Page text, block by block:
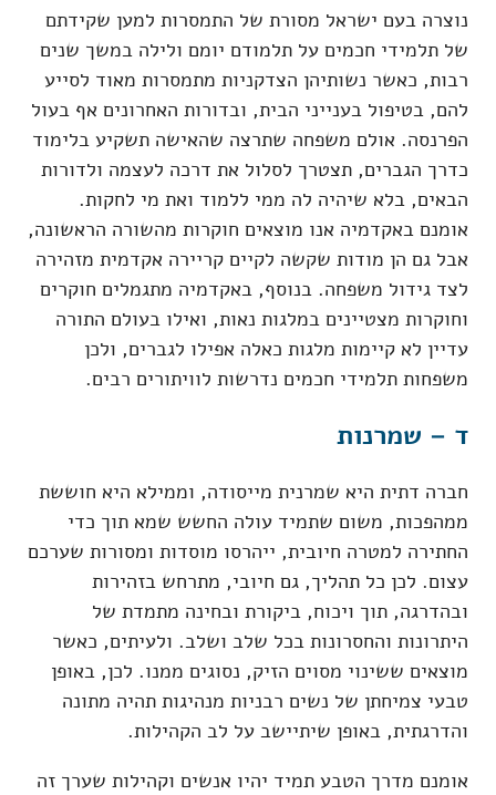
נוצרה בעם ישראל מסורת של התמסרות למען שקידתם
של תלמידי חכמים על תלמודם יומם ולילה במשך שנים
רבות, כאשר נשותיהן הצדקניות מתמסרות מאוד לסייע
להם, בטיפול בענייני הבית, ובדורות האחרונים אף בעול
הפרנסה. אולם משפחה שתרצה שהאישה תשקיע בלימוד
כדרך הגברים, תצטרך לסלול את דרכה לעצמה ולדורות
הבאים, בלא שיהיה לה ממי ללמוד ואת מי לחקות.
אומנם באקדמיה אנו מוצאים חוקרות מהשורה הראשונה,
אבל גם הן מודות שקשה לקיים קריירה אקדמית מזהירה
לצד גידול משפחה. בנוסף, באקדמיה מתגמלים חוקרים
וחוקרות מצטיינים במלגות נאות, ואילו בעולם התורה
עדיין לא קיימות מלגות כאלה אפילו לגברים, ולכן
משפחות תלמידי חכמים נדרשות לוויתורים רבים.
ד – שמרנות
חברה דתית היא שמרנית מייסודה, וממילא היא חוששת
ממהפכות, משום שתמיד עולה החשש שמא תוך כדי
החתירה למטרה חיובית, ייהרסו מוסדות ומסורות שערכם
עצום. לכן כל תהליך, גם חיובי, מתרחש בזהירות
ובהדרגה, תוך ויכוח, ביקורת ובחינה מתמדת של
היתרונות והחסרונות בכל שלב ושלב. ולעיתים, כאשר
מוצאים ששינוי מסוים הזיק, נסוגים ממנו. לכן, באופן
טבעי צמיחתן של נשים רבניות מנהיגות תהיה מתונה
והדרגתית, באופן שיתיישב על לב הקהילות.
אומנם מדרך הטבע תמיד יהיו אנשים וקהילות שערך זה